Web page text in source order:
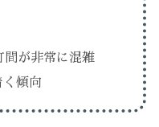
間が非常に混雑
く傾向